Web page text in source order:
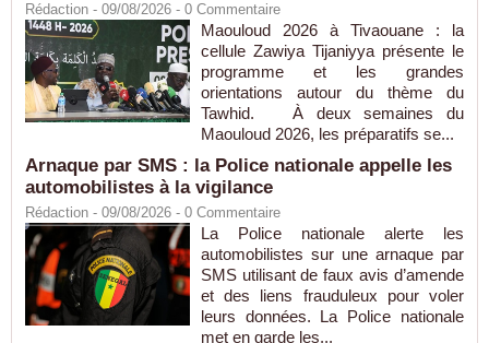
Rédaction - 09/08/2026 - 0 Commentaire
Maouloud 2026 à Tivaouane : la
cellule Zawiya Tijaniyya présente le
programme et les grandes
orientations autour du thème du
Tawhid. À deux semaines du
Maouloud 2026, les préparatifs se...
Arnaque par SMS : la Police nationale appelle les
automobilistes à la vigilance
Rédaction - 09/08/2026 - 0 Commentaire
La Police nationale alerte les
automobilistes sur une arnaque par
SMS utilisant de faux avis d’amende
et des liens frauduleux pour voler
leurs données. La Police nationale
met en garde les...